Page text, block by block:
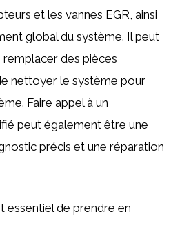
et les vannes EGR, ainsi
global du système. Il peut
des pièces
nettoyer le système pour
Faire appel à un
peut également être une
précis et une réparation
essentiel de prendre en